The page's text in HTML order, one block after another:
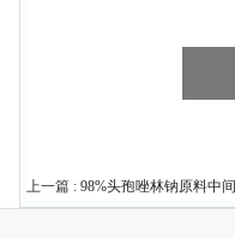
上一篇 : 98%头孢唑林钠原料中